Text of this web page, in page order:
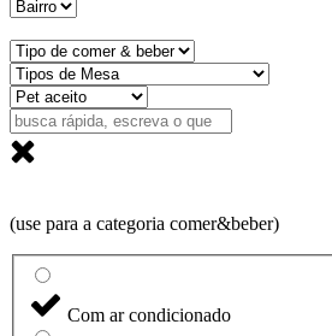
(use para a categoria comer&beber)
Com ar condicionado